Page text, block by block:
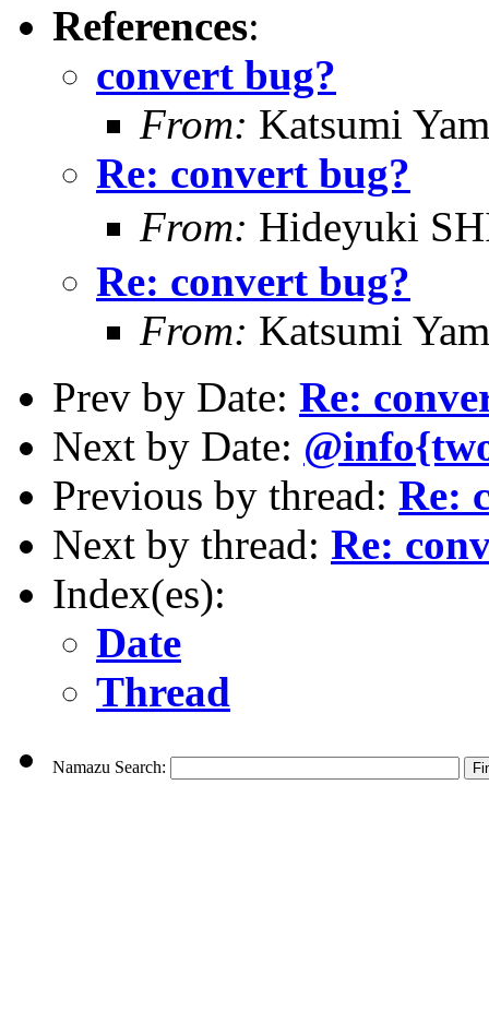
References:
convert bug?
From: Katsumi
Re: convert bug?
From: Hideyuki
Re: convert bug?
From: Katsumi
Prev by Date: Re:
Next by Date:
Previous by thread: Re:
Next by thread: Re:
Index(es):
Date
Thread
Namazu Search: